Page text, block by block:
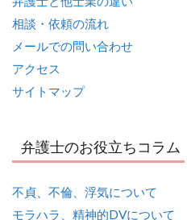
相談・依頼の流れ
メールでの問い合わせ
アクセス
サイトマップ
弁護士のお役立ちコラム
不貞、不倫、浮気について
モラハラ、精神的DVについて